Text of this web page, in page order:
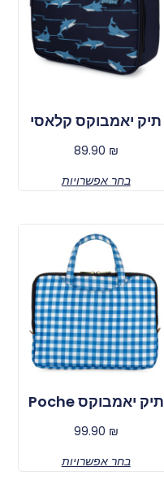
תיק יאמבוקס קלאסי
89.90 ₪
בחר אפשרויות
תיק יאמבוקס Poche
99.90 ₪
בחר אפשרויות